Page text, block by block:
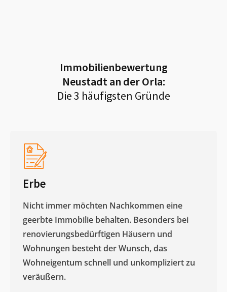
Immobilienbewertung
Neustadt an der Orla:
Die 3 häufigsten Gründe
Erbe
Nicht immer möchten Nachkommen eine
geerbte Immobilie behalten. Besonders bei
renovierungsbedürftigen Häusern und
Wohnungen besteht der Wunsch, das
Wohneigentum schnell und unkompliziert zu
veräußern. ​